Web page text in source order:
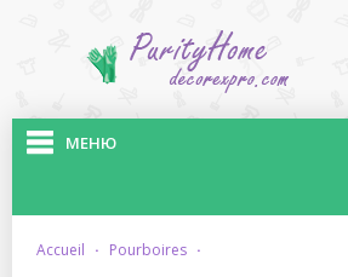
МЕНЮ
accueil · pourboires ·